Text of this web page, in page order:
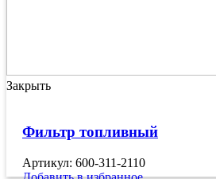
Закрыть
Фильтр топливный
Артикул: 600-311-2110